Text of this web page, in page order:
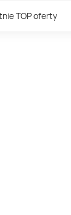
TOP oferty